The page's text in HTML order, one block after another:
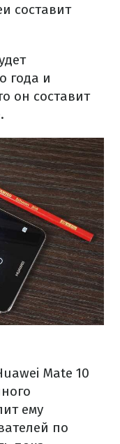
составит
года и
он составит
Mate 10
ему
по